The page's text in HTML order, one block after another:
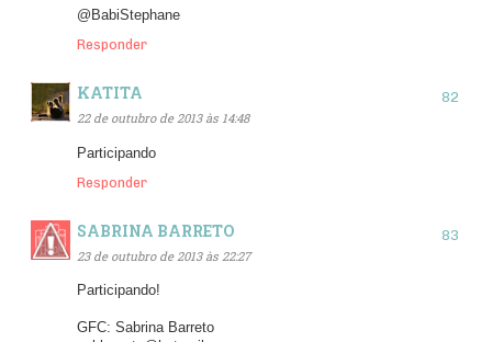
@BabiStephane
Responder
KATITA
22 de outubro de 2013 às 14:48
Participando
Responder
SABRINA BARRETO
23 de outubro de 2013 às 22:27
Participando!
GFC: Sabrina Barreto